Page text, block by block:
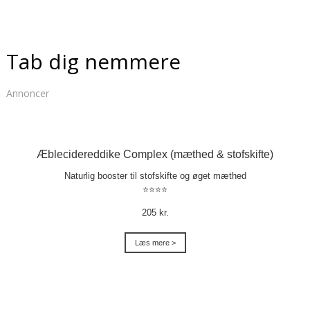
Tab dig nemmere
Annoncer
Æblecidereddike Complex (mæthed & stofskifte)
Naturlig booster til stofskifte og øget mæthed
⭐⭐⭐⭐
205 kr.
Læs mere >